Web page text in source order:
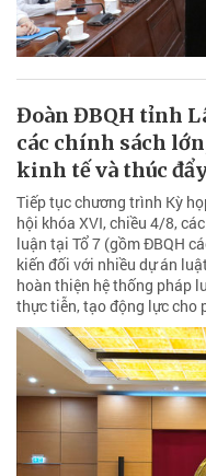
Đoàn ĐBQH tỉnh
các chính sách
kinh tế và thúc
Tiếp tục chương trình Kỳ
hội khóa XVI, chiều 4/8,
luận tại Tổ 7 (gồm ĐBQH
kiến đối với nhiều dự án
hoàn thiện hệ thống pháp
thực tiễn, tạo động lực cho